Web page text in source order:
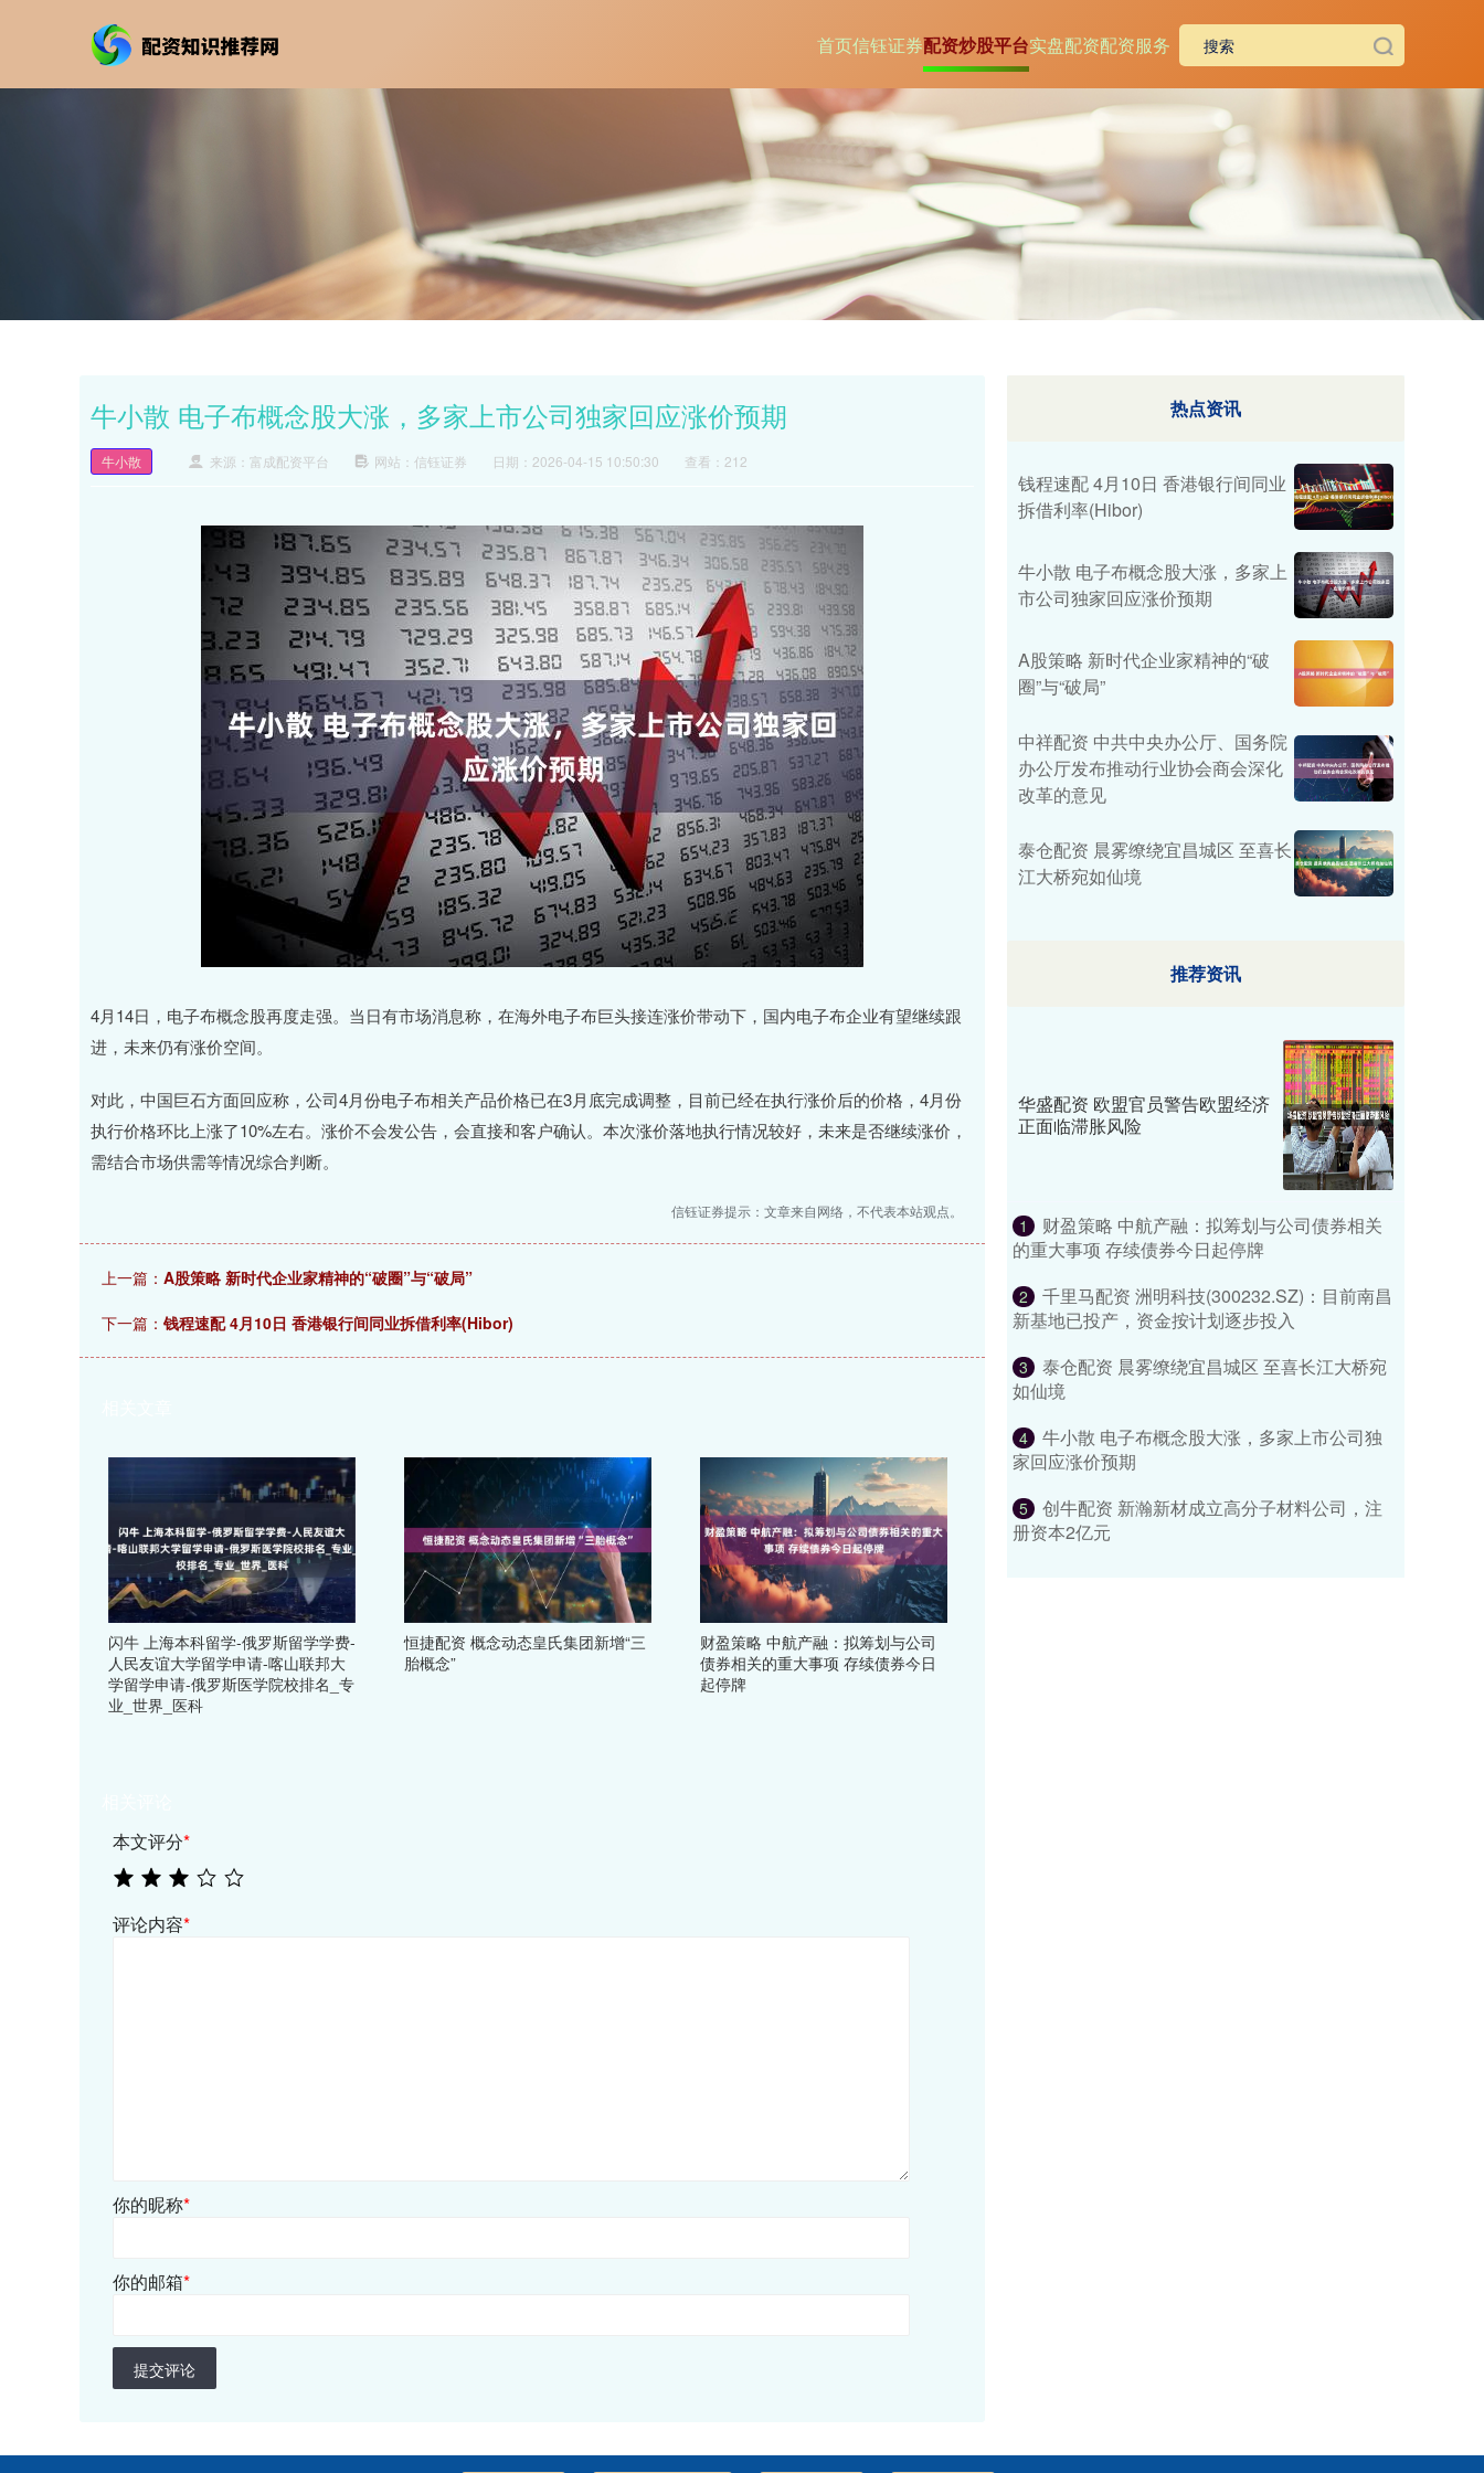
首页信钰证券配资炒股平台实盘配资配资服务
牛小散 电子布概念股大涨，多家上市公司独家回应涨价预期
牛小散 来源：富成配资平台 网站：信钰证券 日期：2026-04-15 10:50:30 查看：212
4月14日，电子布概念股再度走强。当日有市场消息称，在海外电子布巨头接连涨价带动下，国内电子布企业有望继续跟
进，未来仍有涨价空间。
对此，中国巨石方面回应称，公司4月份电子布相关产品价格已在3月底完成调整，目前已经在执行涨价后的价格，4月份
执行价格环比上涨了10%左右。涨价不会发公告，会直接和客户确认。本次涨价落地执行情况较好，未来是否继续涨价，
需结合市场供需等情况综合判断。
信钰证券提示：文章来自网络，不代表本站观点。
上一篇： A股策略 新时代企业家精神的“破圈”与“破局”
下一篇： 钱程速配 4月10日 香港银行间同业拆借利率(Hibor)
闪牛 上海本科留学-俄罗斯留学学费-
人民友谊大学留学申请-喀山联邦大
学留学申请-俄罗斯医学院校排名_专
业_世界_医科
恒捷配资 概念动态皇氏集团新增“三
胎概念”
财盈策略 中航产融：拟筹划与公司
债券相关的重大事项 存续债券今日
起停牌
本文评分*
评论内容*
你的昵称*
你的邮箱*
提交评论
热点资讯
钱程速配 4月10日 香港银行间同业
拆借利率(Hibor)
牛小散 电子布概念股大涨，多家上
市公司独家回应涨价预期
A股策略 新时代企业家精神的“破
圈”与“破局”
中祥配资 中共中央办公厅、国务院
办公厅发布推动行业协会商会深化
改革的意见
泰仓配资 晨雾缭绕宜昌城区 至喜长
江大桥宛如仙境
推荐资讯
华盛配资 欧盟官员警告欧盟经济
正面临滞胀风险
1
财盈策略 中航产融：拟筹划与公司债券相关
的重大事项 存续债券今日起停牌
2
千里马配资 洲明科技(300232.SZ)：目前南昌
新基地已投产，资金按计划逐步投入
3
泰仓配资 晨雾缭绕宜昌城区 至喜长江大桥宛
如仙境
4
牛小散 电子布概念股大涨，多家上市公司独
家回应涨价预期
5
创牛配资 新瀚新材成立高分子材料公司，注
册资本2亿元